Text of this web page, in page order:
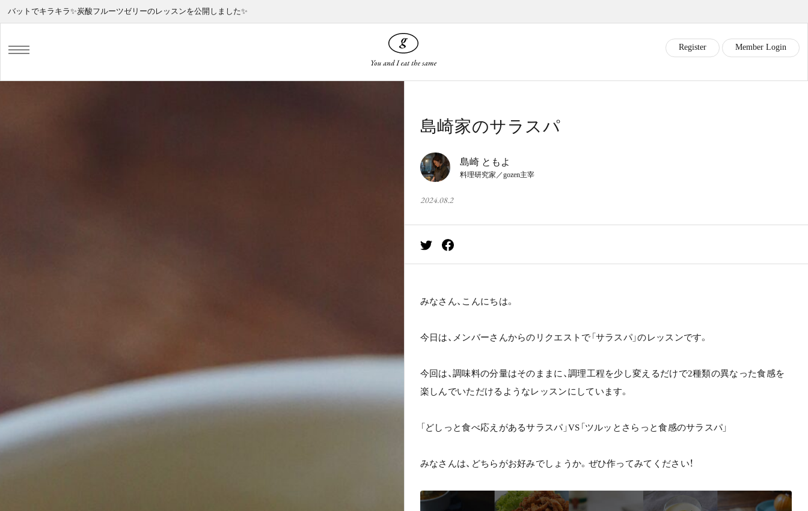
バットでキラキラ✨炭酸フルーツゼリーのレッスンを公開しました✨
Register Member Login
島崎家のサラスパ
島崎 ともよ
料理研究家／gozen主宰
2024.08.2
みなさん、こんにちは。
今日は、メンバーさんからのリクエストで「サラスパ」のレッスンです。
今回は、調味料の分量はそのままに、調理工程を少し変えるだけで2種類の異なった食感を
楽しんでいただけるようなレッスンにしています。
「どしっと食べ応えがあるサラスパ」VS「ツルッとさらっと食感のサラスパ」
みなさんは、どちらがお好みでしょうか。ぜひ作ってみてください！